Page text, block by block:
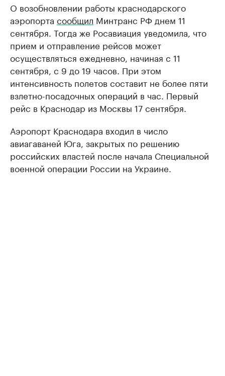
О возобновлении работы краснодарского
аэропорта сообщил Минтранс РФ днем 11
сентября. Тогда же Росавиация уведомила, что
прием и отправление рейсов может
осуществляться ежедневно, начиная с 11
сентября, с 9 до 19 часов. При этом
интенсивность полетов составит не более пяти
взлетно-посадочных операций в час. Первый
рейс в Краснодар из Москвы 17 сентября.
Аэропорт Краснодара входил в число
авиагаваней Юга, закрытых по решению
российских властей после начала Специальной
военной операции России на Украине.